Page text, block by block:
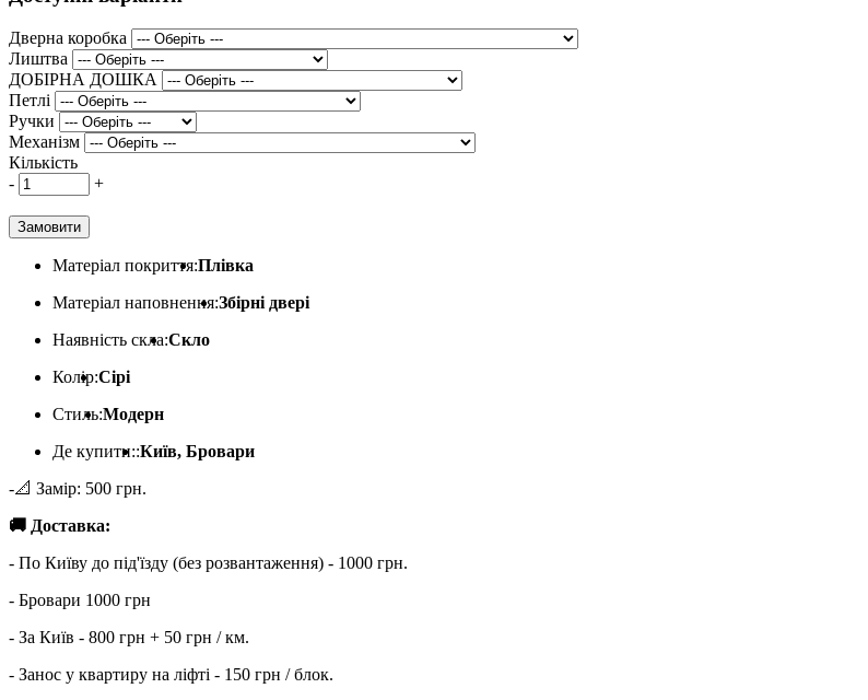
Дверна коробка
Лиштва
ДОБІРНА ДОШКА
Петлі
Ручки
Механізм
Кількість
-
+
Замовити
Матеріал покриття:Плівка
Матеріал наповнення:Збірні двері
Наявність скла:Скло
Колір:Сірі
Стиль:Модерн
Де купити::Київ, Бровари
-📐 Замір: 500 грн.
🚚 Доставка:
- По Київу до під'їзду (без розвантаження) - 1000 грн.
- Бровари 1000 грн
- За Київ - 800 грн + 50 грн / км.
- Занос у квартиру на ліфті - 150 грн / блок.